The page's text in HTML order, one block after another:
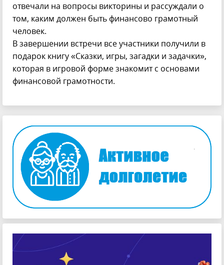
отвечали на вопросы викторины и рассуждали о
том, каким должен быть финансово грамотный
человек.
В завершении встречи все участники получили в
подарок книгу «Сказки, игры, загадки и задачки»,
которая в игровой форме знакомит с основами
финансовой грамотности.